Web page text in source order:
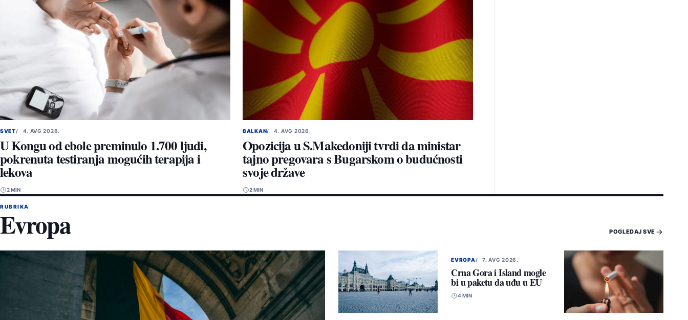
SVET 4. AVG 2026.
U Kongu od ebole preminulo 1.700 ljudi,
pokrenuta testiranja mogućih terapija i
lekova
2 MIN
BALKAN 4. AVG 2026.
Opozicija u S.Makedoniji tvrdi da ministar
tajno pregovara s Bugarskom o budućnosti
svoje države
2 MIN
RUBRIKA
Evropa POGLEDAJ SVE
EVROPA 7. AVG 2026.
Crna Gora i Island mogle
bi u paketu da uđu u EU
4 MIN